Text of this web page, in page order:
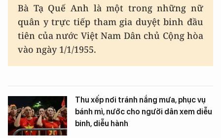
Bà Tạ Quế Anh là một trong những nữ
quân y trực tiếp tham gia duyệt binh đầu
tiên của nước Việt Nam Dân chủ Cộng hòa
vào ngày 1/1/1955.
Thu xếp nơi tránh nắng mưa, phục vụ
bánh mì, nước cho người dân xem diễu
binh, diễu hành